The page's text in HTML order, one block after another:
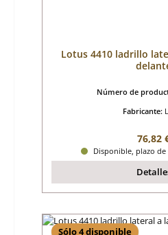
Lotus 4410 ladrillo
Número de
Fabricante:
Precio
76,82
Disponible, plazo
Sólo 4 disponible